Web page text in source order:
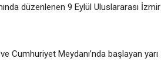
düzenlenen 9 Eylül Uluslararası İzmir
Cumhuriyet Meydanı’nda başlayan yarı